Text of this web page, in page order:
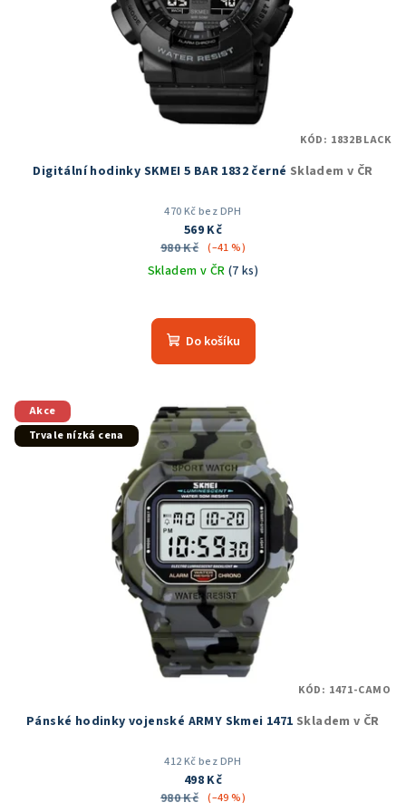
Digitální hodinky SKMEI 5 BAR 1832 černé Skladem v ČR
470 Kč bez DPH
569 Kč
980 Kč (–41 %)
Skladem v ČR (7 ks)
hodnocení
produktu
5
hvězdiček.
Do košíku
KÓD: 1832BLACK
Akce
Trvale nízká cena
Pánské hodinky vojenské ARMY Skmei 1471 Skladem v ČR
412 Kč bez DPH
498 Kč
980 Kč (–49 %)
KÓD: 1471-CAMO